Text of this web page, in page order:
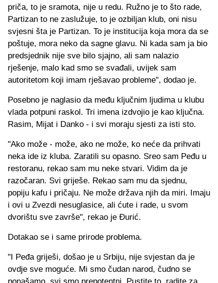
priča, to je sramota, nije u redu. Ružno je to što rade,
Partizan to ne zaslužuje, to je ozbiljan klub, oni nisu
svjesni šta je Partizan. To je institucija koja mora da se
poštuje, mora neko da sagne glavu. Ni kada sam ja bio
predsjednik nije sve bilo sjajno, ali sam nalazio
rješenje, malo kad smo se svađali, uvijek sam
autoritetom koji imam rješavao probleme", dodao je.
Posebno je naglasio da među ključnim ljudima u klubu
vlada potpuni raskol. Tri imena izdvojio je kao ključna.
Rasim, Mijat i Danko - i svi moraju sjesti za isti sto.
"Ako može - može, ako ne može, ko neće da prihvati
neka ide iz kluba. Zaratili su opasno. Sreo sam Peđu u
restoranu, rekao sam mu neke stvari. Vidim da je
razočaran. Svi griješe. Rekao sam mu da sjednu,
popiju kafu i pričaju. Ne može država njih da miri. Imaju
i ovi u Zvezdi nesuglasice, ali ćute i rade, u svom
dvorištu sve završe", rekao je Đurić.
Dotakao se i same prirode problema.
"I Peđa griješi, došao je u Srbiju, nije svjestan da je
ovdje sve moguće. Mi smo čudan narod, čudno se
ponašamo, svi smo prepotentni. Pustite to, radite za